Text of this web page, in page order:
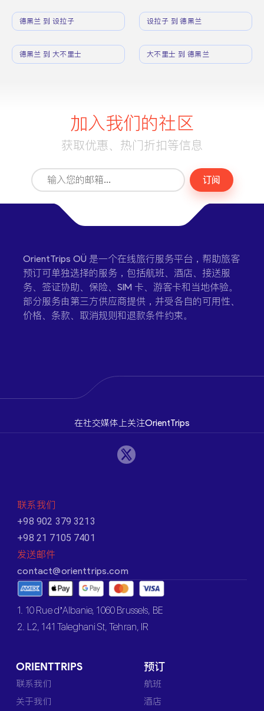
德黑兰 到 设拉子 设拉子 到 德黑兰
德黑兰 到 大不里士 大不里士 到 德黑兰
加入我们的社区
获取优惠、热门折扣等信息
订阅
OrientTrips OÜ 是一个在线旅行服务平台，帮助旅客
预订可单独选择的服务，包括航班、酒店、接送服
务、签证协助、保险、SIM 卡、游客卡和当地体验。
部分服务由第三方供应商提供，并受各自的可用性、
价格、条款、取消规则和退款条件约束。
在社交媒体上关注OrientTrips
联系我们
+98 902 379 3213
+98 21 7105 7401
发送邮件
contact@orienttrips.com
1. 10 Rue d’Albanie, 1060 Brussels, BE
2. L2, 141 Taleghani St, Tehran, IR
ORIENTTRIPS
联系我们
关于我们
预订
航班
酒店